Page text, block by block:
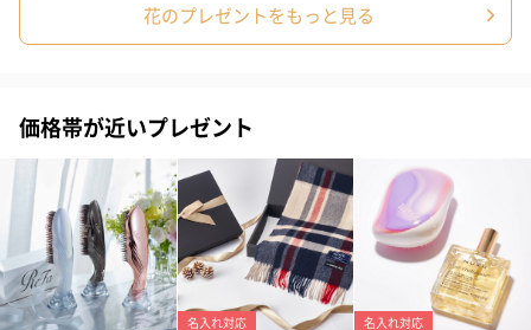
花のプレゼントをもっと見る
価格帯が近いプレゼント